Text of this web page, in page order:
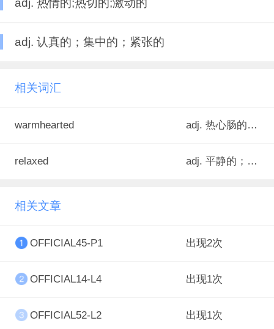
adj. 热情的;热切的;激动的
adj. 认真的；集中的；紧张的
相关词汇
warmhearted adj. 热心肠的,温情的,亲切的
relaxed adj. 平静的；放松的；不紧张的
相关文章
OFFICIAL45-P1 出现2次
OFFICIAL14-L4 出现1次
OFFICIAL52-L2 出现1次